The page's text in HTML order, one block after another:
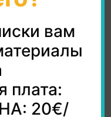
вам
плата:
20€/